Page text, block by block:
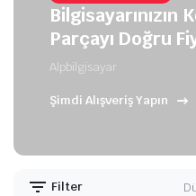
Parçayı Doğru
Alpbilgisayar
Şimdi Alışveriş Yapın
Filter